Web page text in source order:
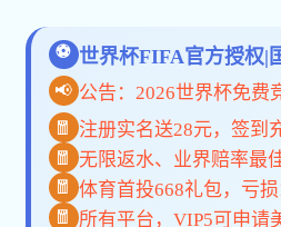
旺旺钱包:友
中华人民共和国中
安徽省人民
中华人民共和